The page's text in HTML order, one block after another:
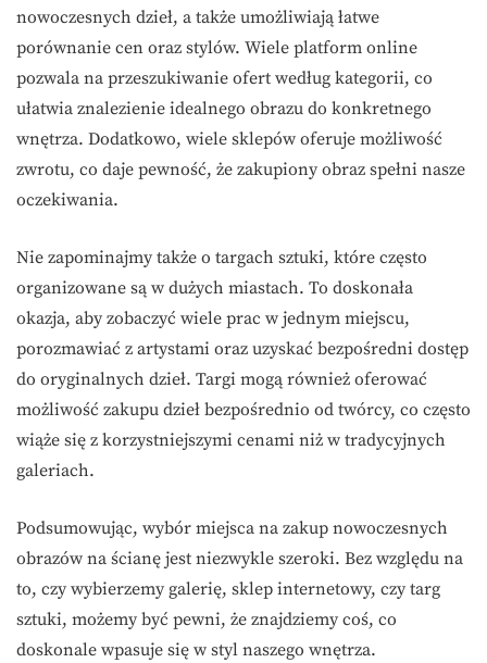
nowoczesnych dzieł, a także umożliwiają łatwe
porównanie cen oraz stylów. Wiele platform online
pozwala na przeszukiwanie ofert według kategorii, co
ułatwia znalezienie idealnego obrazu do konkretnego
wnętrza. Dodatkowo, wiele sklepów oferuje możliwość
zwrotu, co daje pewność, że zakupiony obraz spełni nasze
oczekiwania.
Nie zapominajmy także o targach sztuki, które często
organizowane są w dużych miastach. To doskonała
okazja, aby zobaczyć wiele prac w jednym miejscu,
porozmawiać z artystami oraz uzyskać bezpośredni dostęp
do oryginalnych dzieł. Targi mogą również oferować
możliwość zakupu dzieł bezpośrednio od twórcy, co często
wiąże się z korzystniejszymi cenami niż w tradycyjnych
galeriach.
Podsumowując, wybór miejsca na zakup nowoczesnych
obrazów na ścianę jest niezwykle szeroki. Bez względu na
to, czy wybierzemy galerię, sklep internetowy, czy targ
sztuki, możemy być pewni, że znajdziemy coś, co
doskonale wpasuje się w styl naszego wnętrza.